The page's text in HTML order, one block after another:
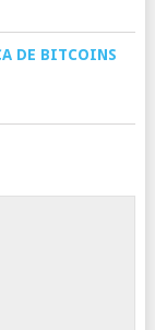
DE BITCOINS